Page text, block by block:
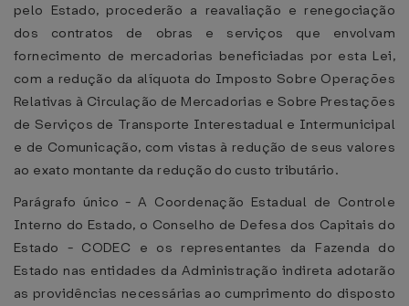
pelo Estado, procederão a reavaliação e renegociação
dos contratos de obras e serviços que envolvam
fornecimento de mercadorias beneficiadas por esta Lei,
com a redução da alíquota do Imposto Sobre Operações
Relativas à Circulação de Mercadorias e Sobre Prestações
de Serviços de Transporte Interestadual e Intermunicipal
e de Comunicação, com vistas à redução de seus valores
ao exato montante da redução do custo tributário.
Parágrafo único - A Coordenação Estadual de Controle
Interno do Estado, o Conselho de Defesa dos Capitais do
Estado - CODEC e os representantes da Fazenda do
Estado nas entidades da Administração indireta adotarão
as providências necessárias ao cumprimento do disposto